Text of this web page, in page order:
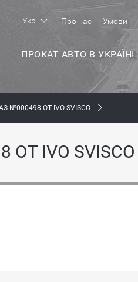
Укр
ПРОКАТ АВТО В УКРАЇНІ
Про нас Умови
№000498 ОТ IVO SVISCO
IVO SVISCO